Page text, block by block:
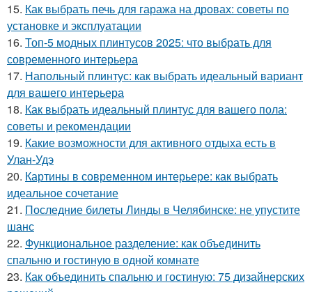
15. Как выбрать печь для гаража на дровах: советы по
установке и эксплуатации
16. Топ-5 модных плинтусов 2025: что выбрать для
современного интерьера
17. Напольный плинтус: как выбрать идеальный вариант
для вашего интерьера
18. Как выбрать идеальный плинтус для вашего пола:
советы и рекомендации
19. Какие возможности для активного отдыха есть в
Улан-Удэ
20. Картины в современном интерьере: как выбрать
идеальное сочетание
21. Последние билеты Линды в Челябинске: не упустите
шанс
22. Функциональное разделение: как объединить
спальню и гостиную в одной комнате
23. Как объединить спальню и гостиную: 75 дизайнерских